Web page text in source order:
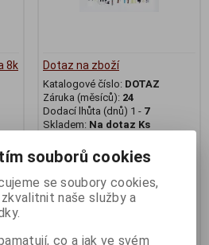
8k
Dotaz na zboží
Katalogové číslo: DOTAZ
Záruka (měsíců): 24
Dodací lhůta (dnů) 1 - 7
Skladem: Na dotaz Ks
nenašli a...
0 Kč
Sleva: NaN %
souborů cookies
se soubory cookies,
naše služby a
co a jak ve svém